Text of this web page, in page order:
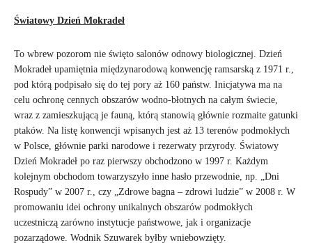
Światowy Dzień Mokradeł
To wbrew pozorom nie święto salonów odnowy biologicznej. Dzień
Mokradeł upamiętnia międzynarodową konwencję ramsarską z 1971 r.,
pod którą podpisało się do tej pory aż 160 państw. Inicjatywa ma na
celu ochronę cennych obszarów wodno-błotnych na całym świecie,
wraz z zamieszkującą je fauną, którą stanowią głównie rozmaite gatunki
ptaków. Na listę konwencji wpisanych jest aż 13 terenów podmokłych
w Polsce, głównie parki narodowe i rezerwaty przyrody. Światowy
Dzień Mokradeł po raz pierwszy obchodzono w 1997 r. Każdym
kolejnym obchodom towarzyszyło inne hasło przewodnie, np. „Dni
Rospudy” w 2007 r., czy „Zdrowe bagna – zdrowi ludzie” w 2008 r. W
promowaniu idei ochrony unikalnych obszarów podmokłych
uczestniczą zarówno instytucje państwowe, jak i organizacje
pozarządowe. Wodnik Szuwarek byłby wniebowzięty.